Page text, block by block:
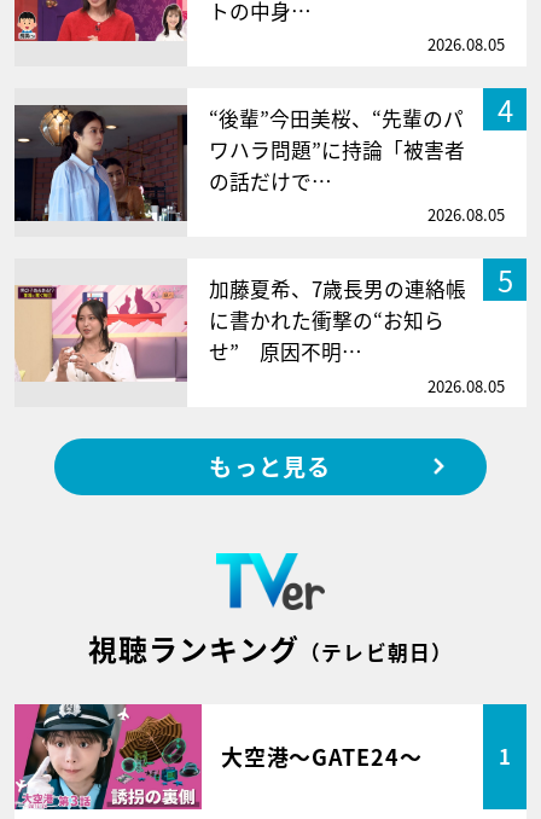
トの中身…
2026.08.05
4
“後輩”今田美桜、“先輩のパ
ワハラ問題”に持論「被害者
の話だけで…
2026.08.05
5
加藤夏希、7歳長男の連絡帳
に書かれた衝撃の“お知ら
せ” 原因不明…
2026.08.05
もっと見る
視聴ランキング （テレビ朝日）
大空港～GATE24～ 1